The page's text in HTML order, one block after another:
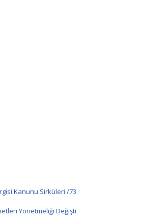
Kanunu Sirküleri /73
Yönetmeliği Değişti